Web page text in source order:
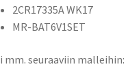
2CR17335A WK17
MR-BAT6V1SET
mm. seuraaviin malleihin: